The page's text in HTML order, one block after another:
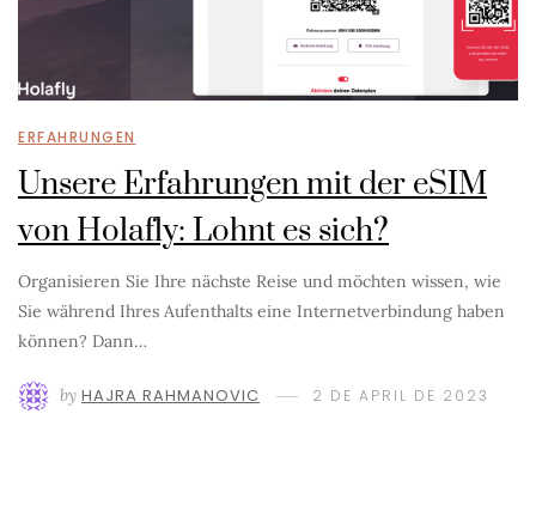
ERFAHRUNGEN
Unsere Erfahrungen mit der eSIM
von Holafly: Lohnt es sich?
Organisieren Sie Ihre nächste Reise und möchten wissen, wie
Sie während Ihres Aufenthalts eine Internetverbindung haben
können? Dann…
by HAJRA RAHMANOVIC 2 DE APRIL DE 2023